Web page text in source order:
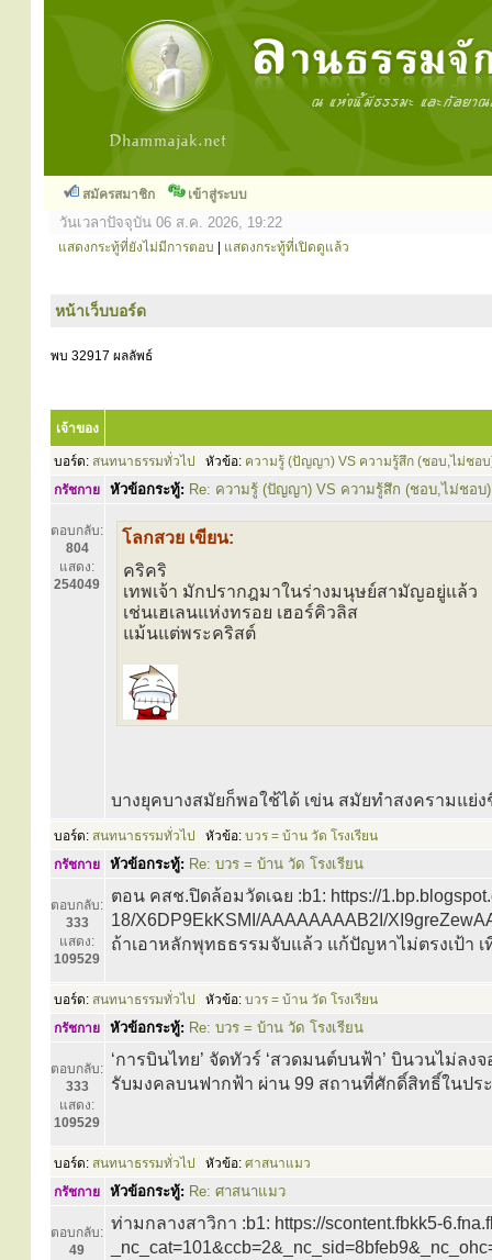
สมัครสมาชิก เข้าสู่ระบบ
วันเวลาปัจจุบัน 06 ส.ค. 2026, 19:22
แสดงกระทู้ที่ยังไม่มีการตอบ แสดงกระทู้ที่เปิดดูแล้ว
หน้าเว็บบอร์ด
พบ 32917 ผลลัพธ์
เจ้าของ
บอร์ด: สนทนาธรรมทั่วไป หัวข้อ: ความรู้ (ปัญญา) VS ความรู้สึก (ชอบ,ไม่ชอ
กรัชกาย
หัวข้อกระทู้: Re: ความรู้ (ปัญญา) VS ความรู้สึก (ชอบ,ไม่ชอบ)
ตอบกลับ:
804
แสดง:
254049
โลกสวย เขียน:
คริคริ
เทพเจ้า มักปรากฎมาในร่างมนุษย์สามัญอยู่แล้ว
เช่นเฮเลนแห่งทรอย เฮอร์คิวลิส
แม้นแต่พระคริสต์
บางยุคบางสมัยก็พอใช้ได้ เข่น สมัยทำสงครามแ
บอร์ด: สนทนาธรรมทั่วไป หัวข้อ: บวร = บ้าน วัด โรงเรียน
กรัชกาย
หัวข้อกระทู้: Re: บวร = บ้าน วัด โรงเรียน
ตอบกลับ:
333
แสดง:
109529
ตอน คสช.ปิดล้อมวัดเฉย :b1: https://
18/X6DP9EkKSMI/AAAAAAAAB2I/
ถ้าเอาหลักพุทธธรรมจับแล้ว แก้ปัญหาไม่ตรงเป้า
บอร์ด: สนทนาธรรมทั่วไป หัวข้อ: บวร = บ้าน วัด โรงเรียน
กรัชกาย
หัวข้อกระทู้: Re: บวร = บ้าน วัด โรงเรียน
ตอบกลับ:
333
แสดง:
109529
‘การบินไทย’ จัดทัวร์ ‘สวดมนต์บนฟ้า’ บินวนไม่ล
รับมงคลบนฟากฟ้า ผ่าน 99 สถานที่ศักดิ์สิทธิ์ในประ
บอร์ด: สนทนาธรรมทั่วไป หัวข้อ: ศาสนาแมว
กรัชกาย
หัวข้อกระทู้: Re: ศาสนาแมว
ตอบกลับ:
49
ท่ามกลางสาวิกา :b1: https://scontent.fbkk5-